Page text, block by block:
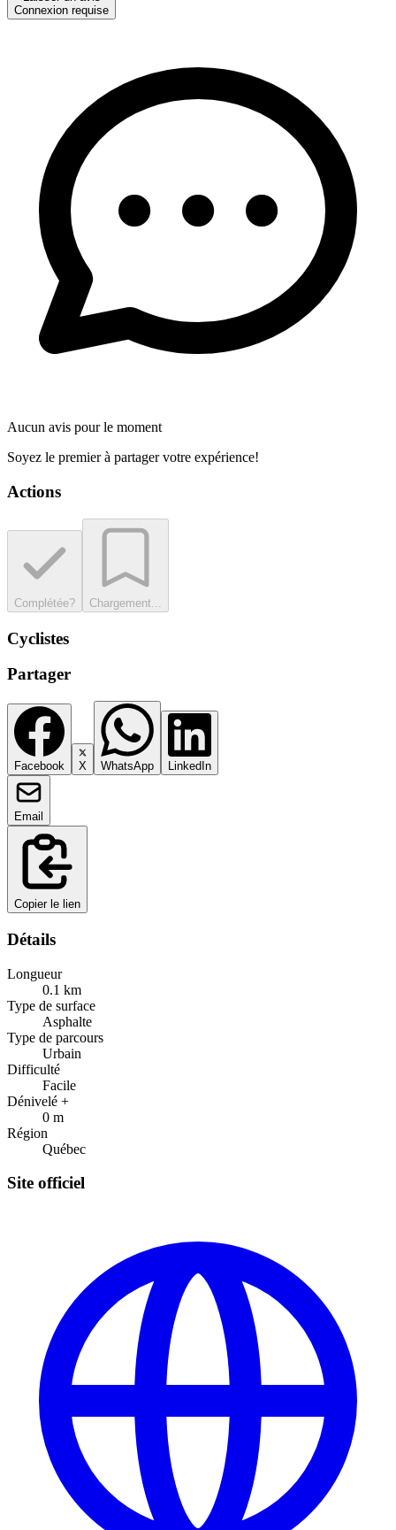
Connexion requise
Aucun avis pour le moment
Soyez le premier à partager votre expérience!
Actions
Complétée? Chargement...
Cyclistes
Partager
Facebook X WhatsApp LinkedIn
Email
Copier le lien
Détails
Longueur
0.1 km
Type de surface
Asphalte
Type de parcours
Urbain
Difficulté
Facile
Dénivelé +
0 m
Région
Québec
Site officiel